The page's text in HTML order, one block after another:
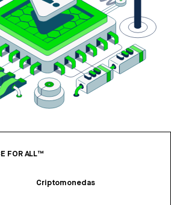
FOR ALL™
Criptomonedas